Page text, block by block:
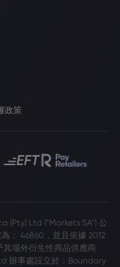
政策
(Pty) Ltd ("Markets SA") 公
： 46860，並且依據 2012
場外衍生性商品供應商
辦事處設立於：Boundary